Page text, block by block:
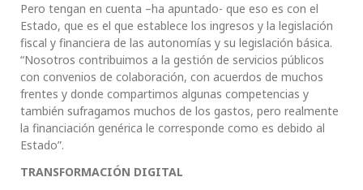
Pero tengan en cuenta –ha apuntado- que eso es con el
Estado, que es el que establece los ingresos y la legislación
fiscal y financiera de las autonomías y su legislación básica.
“Nosotros contribuimos a la gestión de servicios públicos
con convenios de colaboración, con acuerdos de muchos
frentes y donde compartimos algunas competencias y
también sufragamos muchos de los gastos, pero realmente
la financiación genérica le corresponde como es debido al
Estado”.
TRANSFORMACIÓN DIGITAL